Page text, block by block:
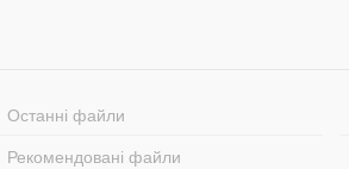
Останні файли
Рекомендовані файли